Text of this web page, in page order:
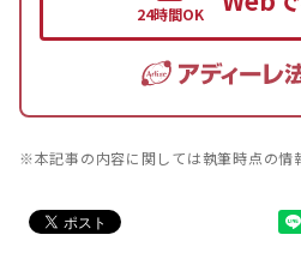
※本記事の内容に関しては執筆時点の情